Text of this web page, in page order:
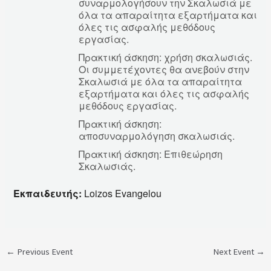
συναρμολογήσουν την Σκαλωσιά με
όλα τα απαραίτητα εξαρτήματα και
όλες τις ασφαλής μεθόδους
εργασίας.
Πρακτική άσκηση: χρήση σκαλωσιάς.
Οι συμμετέχοντες θα ανεβούν στην
Σκαλωσιά με όλα τα απαραίτητα
εξαρτήματα και όλες τις ασφαλής
μεθόδους εργασίας.
Πρακτική άσκηση:
αποσυναρμολόγηση σκαλωσιάς.
Πρακτική άσκηση: Επιθεώρηση
Σκαλωσιάς.
Εκπαιδευτής: Loizos Evangelou
← Previous Event Next Event →